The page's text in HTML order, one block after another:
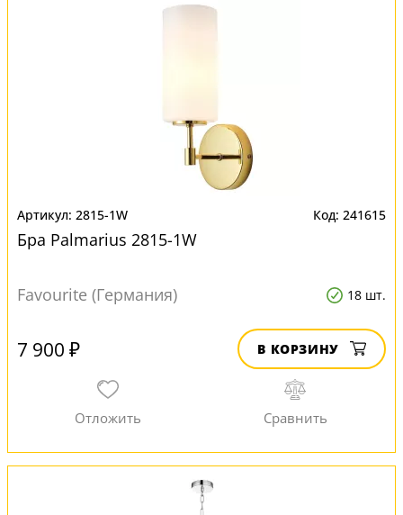
2815-1W 241615
Бра Palmarius 2815-1W
Favourite (Германия) 18 шт.
7 900 ₽ В КОРЗИНУ